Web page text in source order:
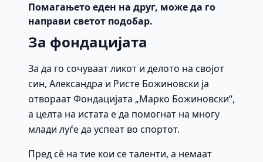
Помагањето еден на друг, може да го
направи светот подобар.
За фондацијата
За да го сочуваат ликот и делото на својот
син, Александра и Ристе Божиновски ја
отвораат Фондацијата „Марко Божиновски“,
а целта на истата е да помогнат на многу
млади луѓе да успеат во спортот.
Пред сè на тие кои се таленти, а немаат